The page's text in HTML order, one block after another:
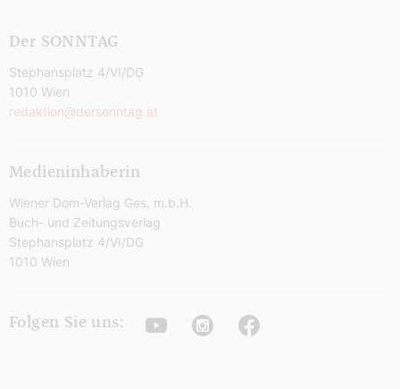
Der SONNTAG
Stephansplatz 4/VI/DG
1010 Wien
redaktion@dersonntag.at
Medieninhaberin
Wiener Dom-Verlag Ges. m.b.H.
Buch- und Zeitungsverlag
Stephansplatz 4/VI/DG
1010 Wien
Folgen Sie uns: YoutubeInstagramFacebook